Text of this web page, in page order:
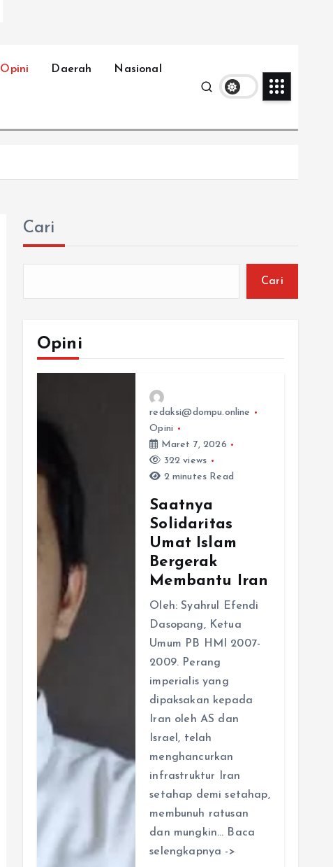
Opini Daerah Nasional
Cari
Cari
Opini
redaksi@dompu.online
Opini
Maret 7, 2026
322 views
2 minutes Read
Saatnya
Solidaritas
Umat Islam
Bergerak
Membantu Iran
Oleh: Syahrul Efendi
Dasopang, Ketua
Umum PB HMI 2007-
2009. Perang
imperialis yang
dipaksakan kepada
Iran oleh AS dan
Israel, telah
menghancurkan
infrastruktur Iran
setahap demi setahap,
membunuh ratusan
dan mungkin… Baca
selengkapnya ->